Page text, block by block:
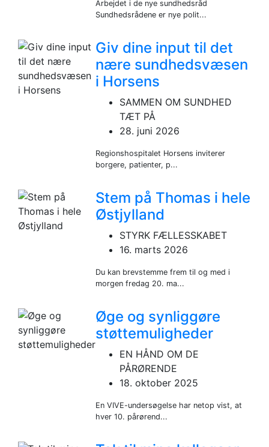
Arbejdet i de nye sundhedsråd
Sundhedsrådene er nye polit...
Giv dine input til det
nære sundhedsvæsen
i Horsens
SAMMEN OM SUNDHED
TÆT PÅ
28. juni 2026
Regionshospitalet Horsens inviterer
borgere, patienter, p...
Stem på Thomas i hele
Østjylland
STYRK FÆLLESSKABET
16. marts 2026
Du kan brevstemme frem til og med i
morgen fredag 20. ma...
Øge og synliggøre
støttemuligheder
EN HÅND OM DE
PÅRØRENDE
18. oktober 2025
En VIVE-undersøgelse har netop vist, at
hver 10. pårørend...